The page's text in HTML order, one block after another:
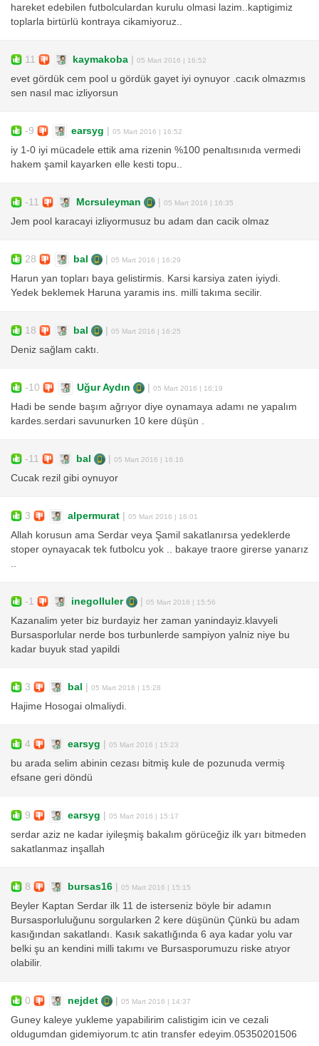
hareket edebilen futbolculardan kurulu olmasi lazim..kaptigimiz
toplarla birtürlü kontraya cikamiyoruz..
11 kaymakoba 05 Mart 2016 | 16:52
evet gördük cem pool u gördük gayet iyi oynuyor .cacık olmazmıs
sen nasıl mac izliyorsun
-9 earsyg 05 Mart 2016 | 16:52
iy 1-0 iyi mücadele ettik ama rizenin %100 penaltısınıda vermedi
hakem şamil kayarken elle kesti topu..
-11 Mcrsuleyman 05 Mart 2016 | 16:35
Jem pool karacayi izliyormusuz bu adam dan cacik olmaz
28 bal 05 Mart 2016 | 16:29
Harun yan topları baya gelistirmis. Karsi karsiya zaten iyiydi.
Yedek beklemek Haruna yaramis ins. milli takıma secilir.
18 bal 05 Mart 2016 | 16:25
Deniz sağlam caktı.
-10 Uğur Aydın 05 Mart 2016 | 16:19
Hadi be sende başım ağrıyor diye oynamaya adamı ne yapalım
kardes.serdari savunurken 10 kere düşün .
-11 bal 05 Mart 2016 | 16:16
Cucak rezil gibi oynuyor
3 alpermurat 05 Mart 2016 | 16:01
Allah korusun ama Serdar veya Şamil sakatlanırsa yedeklerde
stoper oynayacak tek futbolcu yok .. bakaye traore girerse yanarız
..
-1 inegolluler 05 Mart 2016 | 15:56
Kazanalim yeter biz burdayiz her zaman yanindayiz.klavyeli
Bursasporlular nerde bos turbunlerde sampiyon yalniz niye bu
kadar buyuk stad yapildi
3 bal 05 Mart 2016 | 15:28
Hajime Hosogai olmaliydi.
4 earsyg 05 Mart 2016 | 15:23
bu arada selim abinin cezası bitmiş kule de pozunuda vermiş
efsane geri döndü
9 earsyg 05 Mart 2016 | 15:17
serdar aziz ne kadar iyileşmiş bakalım görüceğiz ilk yarı bitmeden
sakatlanmaz inşallah
8 bursas16 05 Mart 2016 | 15:15
Beyler Kaptan Serdar ilk 11 de isterseniz böyle bir adamın
Bursasporluluğunu sorgularken 2 kere düşünün Çünkü bu adam
kasığından sakatlandı. Kasık sakatlığında 6 aya kadar yolu var
belki şu an kendini milli takımı ve Bursasporumuzu riske atıyor
olabilir.
0 nejdet 05 Mart 2016 | 14:37
Guney kaleye yukleme yapabilirim calistigim icin ve cezali
oldugumdan gidemiyorum.tc atin transfer edeyim.05350201506